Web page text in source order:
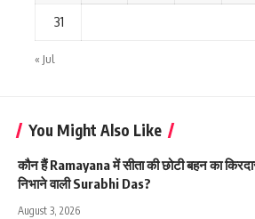
31
« Jul
You Might Also Like
कौन हैं Ramayana में सीता की छोटी बहन का
निभाने वाली Surabhi Das?
August 3, 2026